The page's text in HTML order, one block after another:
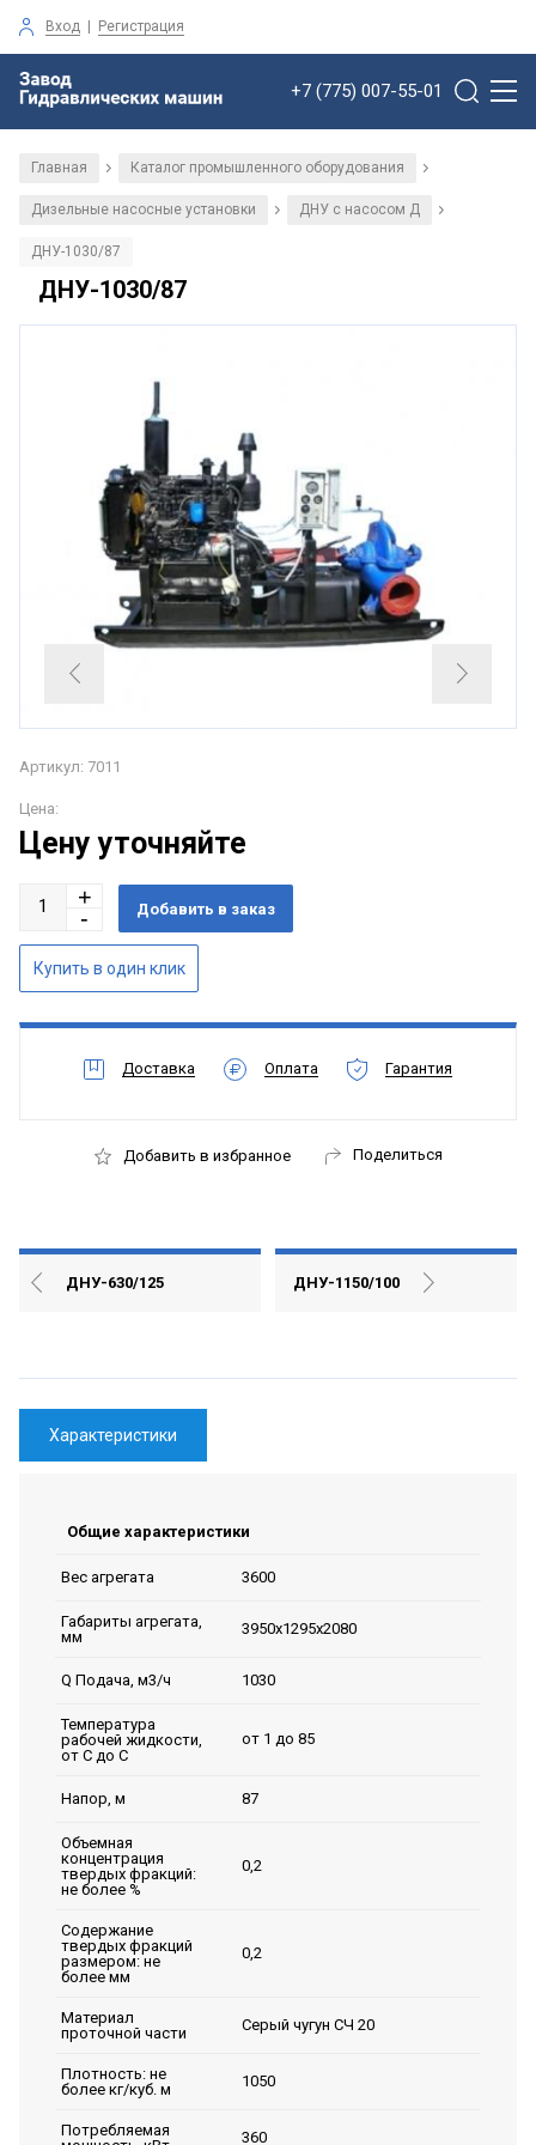
Вход | Регистрация
+7 (775) 007-55-01
Главная / Каталог промышленного оборудования /
Дизельные насосные установки / ДНУ с насосом Д /
ДНУ-1030/87
ДНУ-1030/87
Артикул: 7011
Цена:
Цену уточняйте
Доставка Оплата Гарантия
Добавить в избранное Поделиться
ДНУ-630/125 ДНУ-1150/100
Характеристики
Общие характеристики
Вес агрегата 3600
Габариты агрегата,
мм
3950x1295x2080
Q Подача, м3/ч 1030
Температура
рабочей жидкости,
от С до С
от 1 до 85
Напор, м 87
Объемная
концентрация
твердых фракций:
не более %
0,2
Содержание
твердых фракций
размером: не
более мм
0,2
Материал
проточной части
Серый чугун СЧ 20
Плотность: не
более кг/куб. м
1050
Потребляемая
360